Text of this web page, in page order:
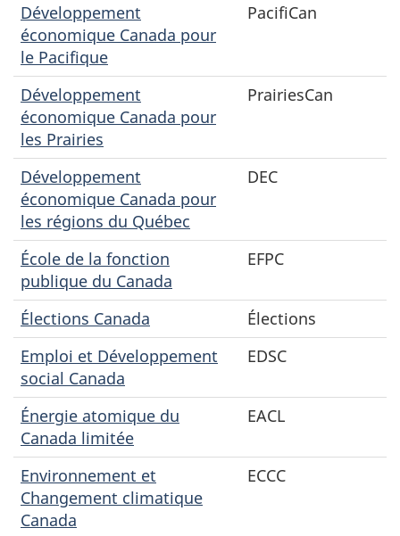
Développement
économique Canada pour
le Pacifique
PacifiCan
Développement
économique Canada pour
les Prairies
PrairiesCan
Développement
économique Canada pour
les régions du Québec
DEC
École de la fonction
publique du Canada
EFPC
Élections Canada
Élections
Emploi et Développement
social Canada
EDSC
Énergie atomique du
Canada limitée
EACL
Environnement et
Changement climatique
Canada
ECCC